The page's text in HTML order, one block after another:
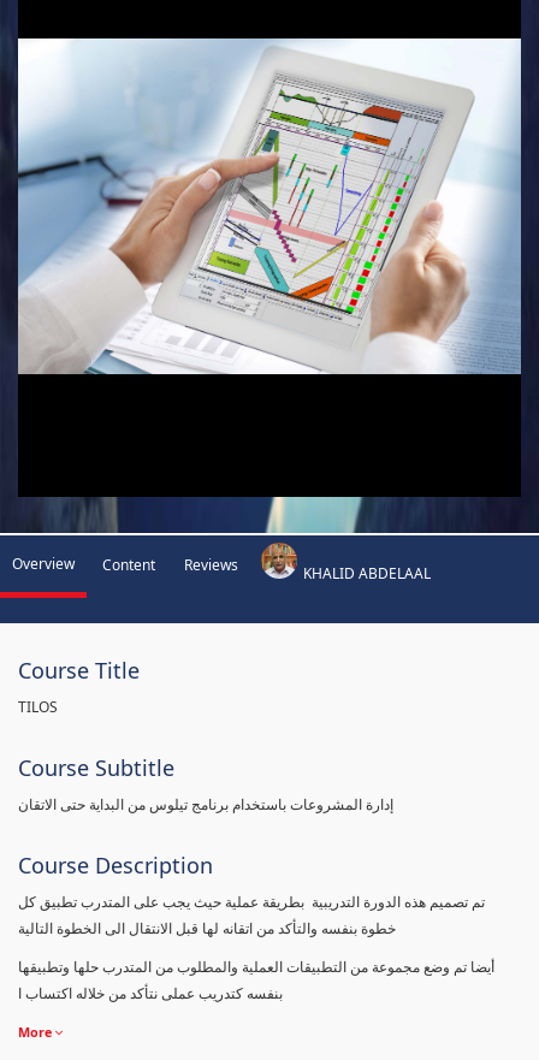
Video
Overview Content Reviews KHALID ABDELAAL
Course Title
TILOS
Course Subtitle
إدارة المشروعات باستخدام برنامج تيلوس من البداية حتى الاتقان
Course Description
تم تصميم هذه الدورة التدريبية بطريقة عملية حيث يجب على المتدرب تطبيق كل
خطوة بنفسه والتأكد من اتقانه لها قبل الانتقال الى الخطوة التالية
أيضا تم وضع مجموعة من التطبيقات العملية والمطلوب من المتدرب حلها وتطبيقها
بنفسه كتدريب عملى نتأكد من خلاله اكتساب ا
More